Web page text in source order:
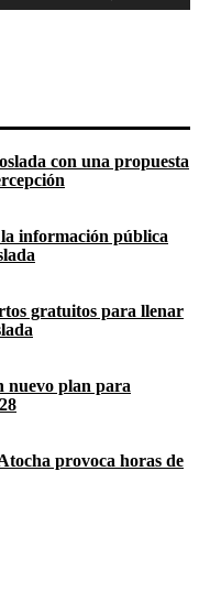
con una propuesta
información pública
gratuitos para llenar
nuevo plan para
provoca horas de